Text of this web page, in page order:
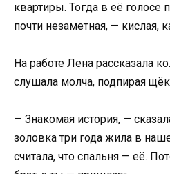
квартиры. Тогда в её голосе
почти незаметная, — кислая,
На работе Лена рассказала
слушала молча, подпирая
— Знакомая история, —
золовка три года жила в
считала, что спальня — её.